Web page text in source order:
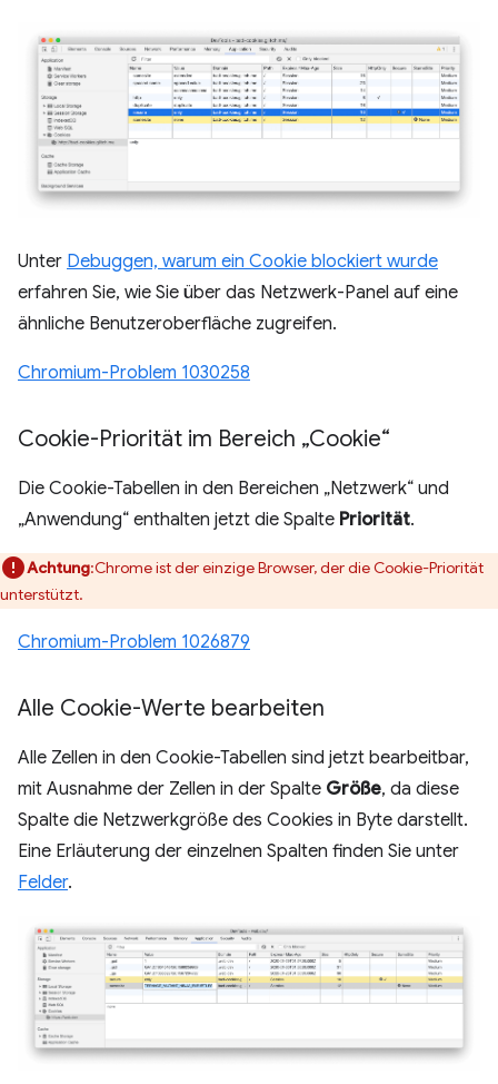
Unter Debuggen, warum ein Cookie blockiert wurde
erfahren Sie, wie Sie über das Netzwerk-Panel auf eine
ähnliche Benutzeroberfläche zugreifen.
Chromium-Problem 1030258
Cookie-Priorität im Bereich „Cookie“
Die Cookie-Tabellen in den Bereichen „Netzwerk“ und
„Anwendung“ enthalten jetzt die Spalte Priorität.
Achtung:Chrome ist der einzige Browser, der die Cookie-Priorität
unterstützt.
Chromium-Problem 1026879
Alle Cookie-Werte bearbeiten
Alle Zellen in den Cookie-Tabellen sind jetzt bearbeitbar,
mit Ausnahme der Zellen in der Spalte Größe, da diese
Spalte die Netzwerkgröße des Cookies in Byte darstellt.
Eine Erläuterung der einzelnen Spalten finden Sie unter
Felder.